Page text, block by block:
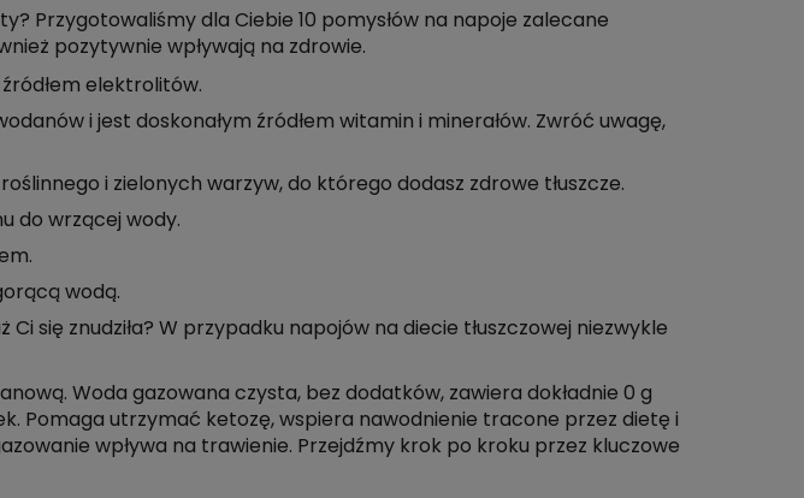
Przygotowaliśmy dla Ciebie 10 pomysłów na napoje zalecane
pozytywnie wpływają na zdrowie.
elektrolitów.
i jest doskonałym źródłem witamin i minerałów. Zwróć uwagę,
i zielonych warzyw, do którego dodasz zdrowe tłuszcze.
do wrzącej wody.
wodą.
się znudziła? W przypadku napojów na diecie tłuszczowej niezwykle
Woda gazowana czysta, bez dodatków, zawiera dokładnie 0 g
Pomaga utrzymać ketozę, wspiera nawodnienie tracone przez dietę i
wpływa na trawienie. Przejdźmy krok po kroku przez kluczowe